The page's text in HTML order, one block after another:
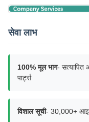
सेवा लाभ
100% मूल भाग- सत्यापित
पार्ट्स
विशाल सूची- 30,000+